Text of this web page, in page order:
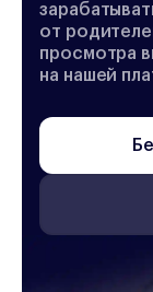
от
просмотра
на нашей